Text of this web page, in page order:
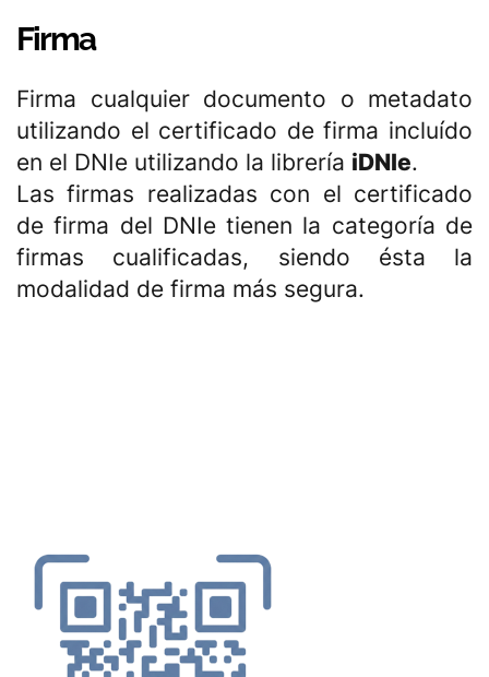
Firma
Firma cualquier documento o metadato
utilizando el certificado de firma incluído
en el DNIe utilizando la librería iDNIe.
Las firmas realizadas con el certificado
de firma del DNIe tienen la categoría de
firmas cualificadas, siendo ésta la
modalidad de firma más segura.